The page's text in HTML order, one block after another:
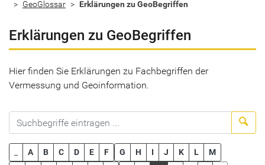
GeoGlossar
Erklärungen zu GeoBegriffen
Erklärungen zu GeoBegriffen
Hier finden Sie Erklärungen zu Fachbegriffen der
Vermessung und Geoinformation.
A B C D E F G H I J K L
M